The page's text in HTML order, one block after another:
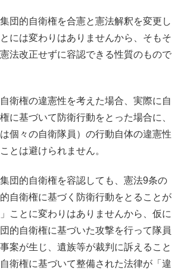
団的自衛権を合憲と憲法解釈を変更し
には変わりはありませんから、そもそ
法改正せずに容認できる性質のもので
衛権の違憲性を考えた場合、実際に自
に基づいて防衛行動をとった場合に、
個々の自衛隊員）の行動自体の違憲性
とは避けられません。
団的自衛権を容認しても、憲法9条の
自衛権に基づく防衛行動をとることが
ことに変わりはありませんから、仮に
的自衛権に基づいた攻撃を行って隊員
案が生じ、遺族等が裁判に訴えること
衛権に基づいて整備された法律が「違